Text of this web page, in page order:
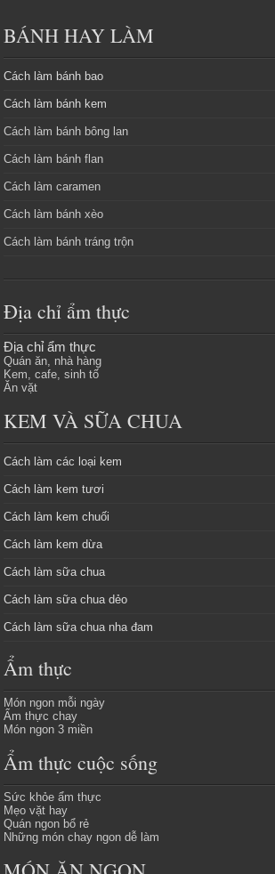
BÁNH HAY LÀM
Cách làm bánh bao
Cách làm bánh kem
Cách làm bánh bông lan
Cách làm bánh flan
Cách làm caramen
Cách làm bánh xèo
Cách làm bánh tráng trộn
Địa chỉ ẩm thực
Địa chỉ ẩm thực
Quán ăn, nhà hàng
Kem, cafe, sinh tố
Ăn vặt
KEM VÀ SỮA CHUA
Cách làm các loại kem
Cách làm kem tươi
Cách làm kem chuối
Cách làm kem dừa
Cách làm sữa chua
Cách làm sữa chua dẻo
Cách làm sữa chua nha đam
Ẩm thực
Món ngon mỗi ngày
Ẩm thực chay
Món ngon 3 miền
Ẩm thực cuộc sống
Sức khỏe ẩm thực
Mẹo vặt hay
Quán ngon bổ rẻ
Những món chay ngon dễ làm